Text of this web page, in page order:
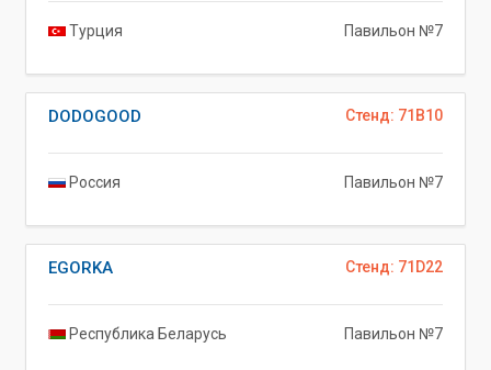
Турция Павильон №7
Стенд: 71B10
DODOGOOD
Россия Павильон №7
Стенд: 71D22
EGORKA
Республика Беларусь Павильон №7